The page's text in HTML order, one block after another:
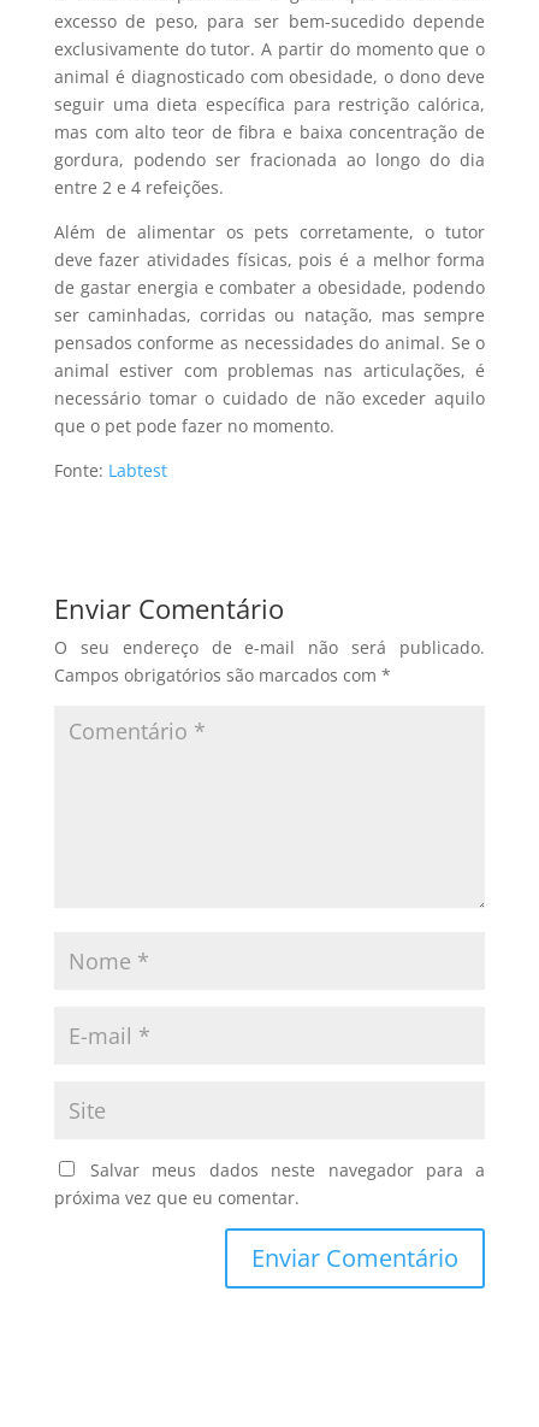
excesso de peso, para ser bem-sucedido depende
exclusivamente do tutor. A partir do momento que o
animal é diagnosticado com obesidade, o dono deve
seguir uma dieta específica para restrição calórica,
mas com alto teor de fibra e baixa concentração de
gordura, podendo ser fracionada ao longo do dia
entre 2 e 4 refeições.
Além de alimentar os pets corretamente, o tutor
deve fazer atividades físicas, pois é a melhor forma
de gastar energia e combater a obesidade, podendo
ser caminhadas, corridas ou natação, mas sempre
pensados conforme as necessidades do animal. Se o
animal estiver com problemas nas articulações, é
necessário tomar o cuidado de não exceder aquilo
que o pet pode fazer no momento.
Fonte: Labtest
Enviar Comentário
O seu endereço de e-mail não será publicado.
Campos obrigatórios são marcados com *
Salvar meus dados neste navegador para a
próxima vez que eu comentar.